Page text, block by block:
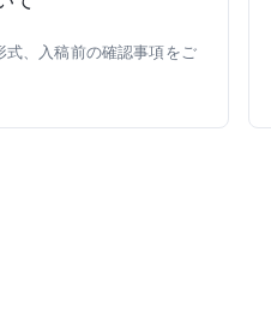
式、入稿前の確認事項をご